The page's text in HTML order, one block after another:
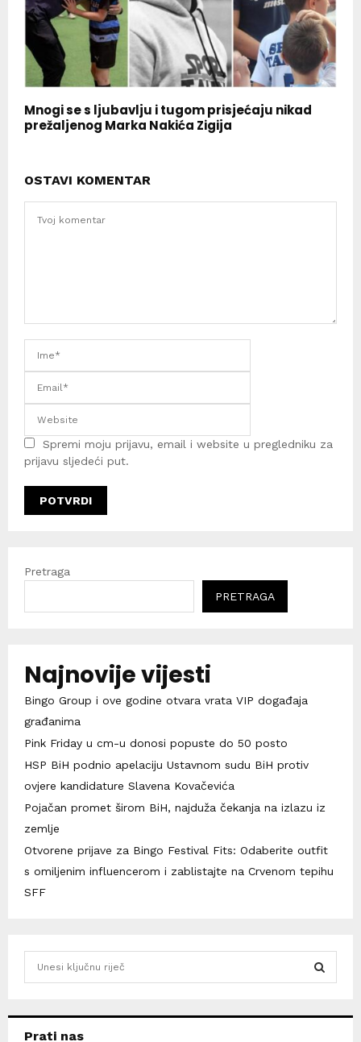
Mnogi se s ljubavlju i tugom prisjećaju nikad
prežaljenog Marka Nakića Zigija
OSTAVI KOMENTAR
Spremi moju prijavu, email i website u pregledniku za
prijavu sljedeći put.
Pretraga
PRETRAGA
Najnovije vijesti
Bingo Group i ove godine otvara vrata VIP događaja
građanima
Pink Friday u cm-u donosi popuste do 50 posto
HSP BiH podnio apelaciju Ustavnom sudu BiH protiv
ovjere kandidature Slavena Kovačevića
Pojačan promet širom BiH, najduža čekanja na izlazu iz
zemlje
Otvorene prijave za Bingo Festival Fits: Odaberite outfit
s omiljenim influencerom i zablistajte na Crvenom tepihu
SFF
Prati nas